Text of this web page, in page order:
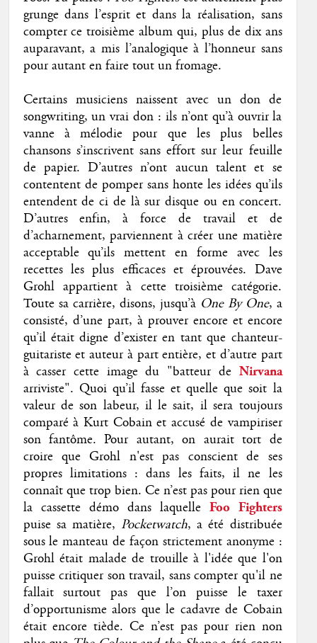
grunge dans l’esprit et dans la réalisation, sans
compter ce troisième album qui, plus de dix ans
auparavant, a mis l’analogique à l’honneur sans
pour autant en faire tout un fromage.
Certains musiciens naissent avec un don de
songwriting, un vrai don : ils n’ont qu’à ouvrir la
vanne à mélodie pour que les plus belles
chansons s’inscrivent sans effort sur leur feuille
de papier. D’autres n’ont aucun talent et se
contentent de pomper sans honte les idées qu’ils
entendent de ci de là sur disque ou en concert.
D’autres enfin, à force de travail et de
d’acharnement, parviennent à créer une matière
acceptable qu’ils mettent en forme avec les
recettes les plus efficaces et éprouvées. Dave
Grohl appartient à cette troisième catégorie.
Toute sa carrière, disons, jusqu’à One By One, a
consisté, d’une part, à prouver encore et encore
qu’il était digne d’exister en tant que chanteur-
guitariste et auteur à part entière, et d’autre part
à casser cette image du "batteur deNirvana
arriviste". Quoi qu’il fasse et quelle que soit la
valeur de son labeur, il le sait, il sera toujours
comparé à Kurt Cobain et accusé de vampiriser
son fantôme. Pour autant, on aurait tort de
croire que Grohl n'est pas conscient de ses
propres limitations : dans les faits, il ne les
connaît que trop bien. Ce n’est pas pour rien que
la cassette démo dans laquelleFoo Fighters
puise sa matière, Pocketwatch, a été distribuée
sous le manteau de façon strictement anonyme :
Grohl était malade de trouille à l'idée que l'on
puisse critiquer son travail, sans compter qu'il ne
fallait surtout pas que l’on puisse le taxer
d’opportunisme alors que le cadavre de Cobain
était encore tiède. Ce n’est pas pour rien non